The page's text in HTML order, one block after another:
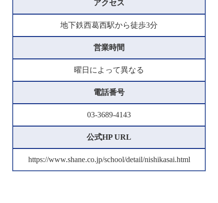
アクセス
地下鉄西葛西駅から徒歩3分
営業時間
曜日によって異なる
電話番号
03-3689-4143
公式HP URL
https://www.shane.co.jp/school/detail/nishikasai.html